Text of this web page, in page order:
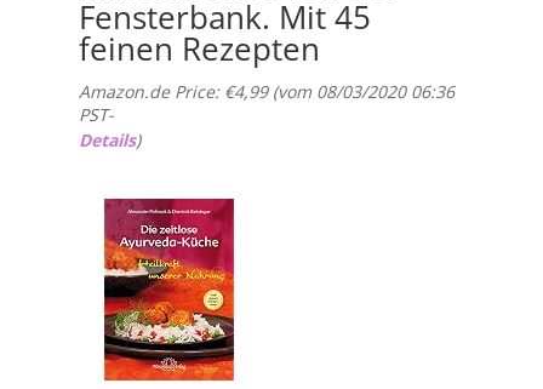
Fensterbank. Mit 45
feinen Rezepten
Amazon.de Price: €4,99(vom 08/03/2020 06:36
PST-
Details)